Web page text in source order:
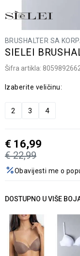
BRUSHALTER SA
SIELEI
Šifra artikla:
Izaberite veličinu:
2 3 4
€ 22,99
€ 16,99
Obavijesti me o
DOSTUPNO U VIŠE